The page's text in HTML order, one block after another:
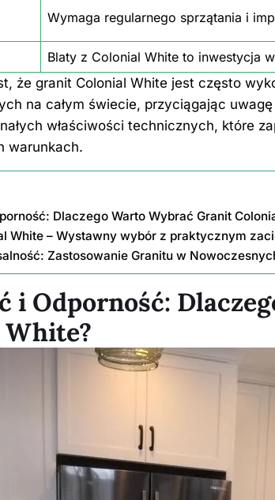
Wymaga regularnego sprzątania i
Blaty z Colonial White to inwestycja
że granit Colonial White jest często
na całym świecie, przyciągając
właściwości technicznych, które
warunkach.
Dlaczego Warto Wybrać Granit
White – Wystawny wybór z praktycznym
Zastosowanie Granitu w
i Odporność: